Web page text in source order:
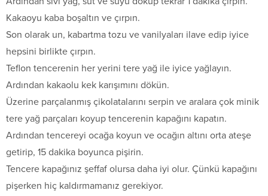
Kakaoyu kaba boşaltın ve çırpın.
Son olarak un, kabartma tozu ve vanilyaları ilave edip iyice
hepsini birlikte çırpın.
Teflon tencerenin her yerini tere yağ ile iyice yağlayın.
Ardından kakaolu kek karışımını dökün.
Üzerine parçalanmış çikolatalarını serpin ve aralara çok minik
tere yağ parçaları koyup tencerenin kapağını kapatın.
Ardından tencereyi ocağa koyun ve ocağın altını orta ateşe
getirip, 15 dakika boyunca pişirin.
Tencere kapağınız şeffaf olursa daha iyi olur. Çünkü kapağını
pişerken hiç kaldırmamanız gerekiyor.